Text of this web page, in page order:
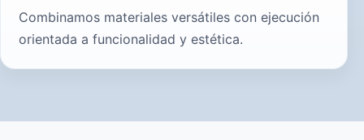
Combinamos materiales versátiles con ejecución
orientada a funcionalidad y estética.